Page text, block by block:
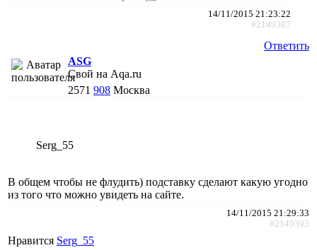
14/11/2015 21:23:22
#2149387
Ответить
АSG
Свой на Aqa.ru
2571 908 Москва
Serg_55
В общем чтобы не флудить) подставку сделают какую угодно
из того что можно увидеть на сайте.
14/11/2015 21:29:33
#2149393
Нравится Serg_55